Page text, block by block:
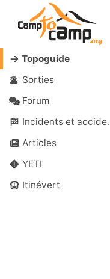
Topoguide
Sorties
Forum
Incidents et accidents
Articles
YETI
Itinévert